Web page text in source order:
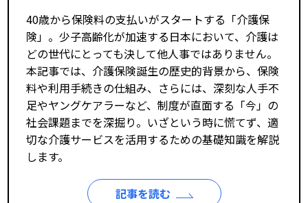
40歳から保険料の支払いがスタートする「介護保
険」。少子高齢化が加速する日本において、介護は
どの世代にとっても決して他人事ではありません。
本記事では、介護保険誕生の歴史的背景から、保険
料や利用手続きの仕組み、さらには、深刻な人手不
足やヤングケアラーなど、制度が直面する「今」の
社会課題までを深掘り。いざという時に慌てず、適
切な介護サービスを活用するための基礎知識を解説
します。
記事を読む